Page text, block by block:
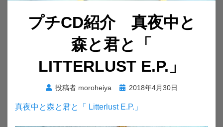
プチCD紹介 真夜中と
森と君と「
LITTERLUST E.P.」
投稿者 moroheiya
投
日:
2018年4月30日
真夜中と森と君と「 Litterlust E.P.」